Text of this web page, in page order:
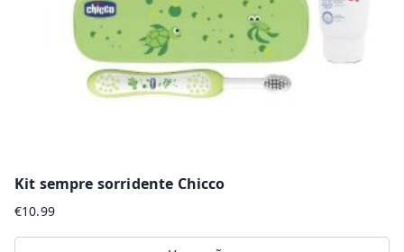
Kit sempre sorridente Chicco
€10.99